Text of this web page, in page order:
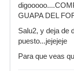
GUAPA DEL
Salu2, y deja de
puesto...jejejeje
Para que veas